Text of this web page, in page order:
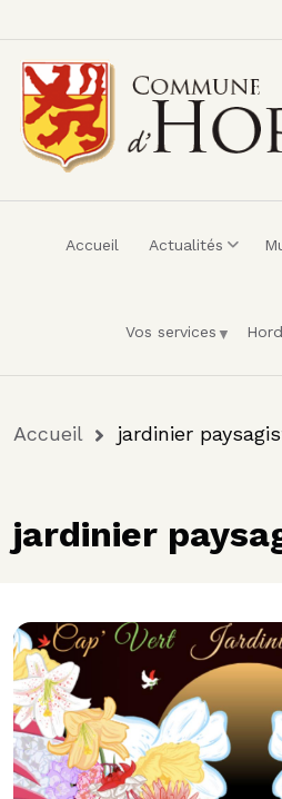
Menu du compte
Accueil Actualités
Vos services
Fil d'Ariane
Accueil jardinier
jardinier